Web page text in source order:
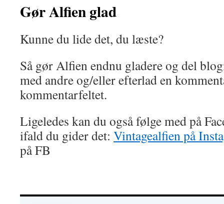
Gør Alfien glad
Kunne du lide det, du læste?
Så gør Alfien endnu gladere og del
med andre og/eller efterlad en
kommentarfeltet.
Ligeledes kan du også følge med på
ifald du gider det: Vintagealfien på
på FB